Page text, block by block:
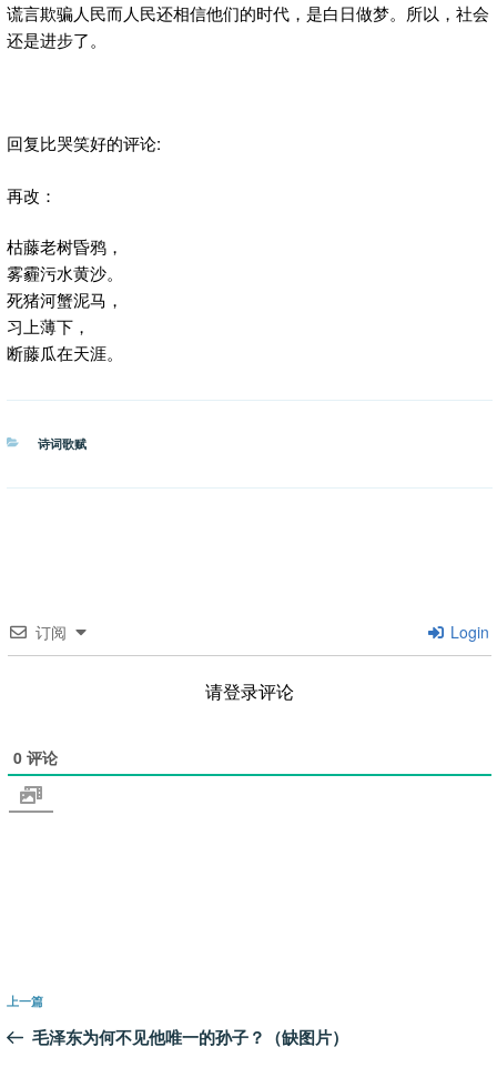
谎言欺骗人民而人民还相信他们的时代，是白日做梦。所以，社会
还是进步了。
回复比哭笑好的评论:
再改：
枯藤老树昏鸦，
雾霾污水黄沙。
死猪河蟹泥马，
习上薄下，
断藤瓜在天涯。
分
诗词歌赋
订阅 Login
请登录评论
0 评论
文
导
上
一
上一篇
毛泽东为何不见他唯一的孙子？（缺图片）